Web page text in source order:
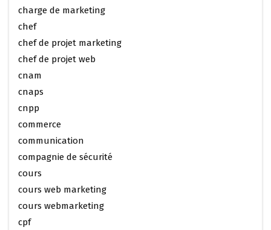
charge de marketing
chef
chef de projet marketing
chef de projet web
cnam
cnaps
cnpp
commerce
communication
compagnie de sécurité
cours
cours web marketing
cours webmarketing
cpf